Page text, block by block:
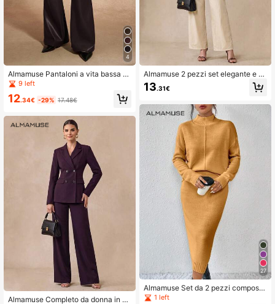
4
Almamuse Pantaloni a vita bassa sli
m fit a zampa d'elefante in stile retr
ellente
9 left
12.34€ -29% 17.48€
Almamuse Completo da donna in au
Almamuse 2 pezzi set elegante e c
asual per donna composto da top a
canotta e pantaloni di colore unito
13.31€
27
Almamuse Set da 2 pezzi composto
da maglione a maniche lunghe con
1 left